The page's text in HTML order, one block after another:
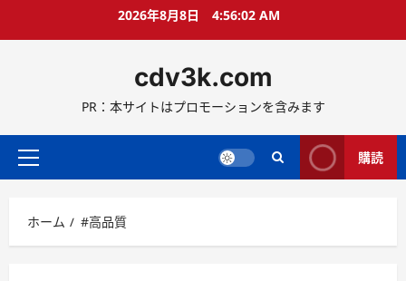
ス
ッ
2026年8月8日 4:56:02 AM
cdv3k.com
PR：本サイトはプロモーションを含みます
メ
メ
ニ
購読
ホーム #高品質